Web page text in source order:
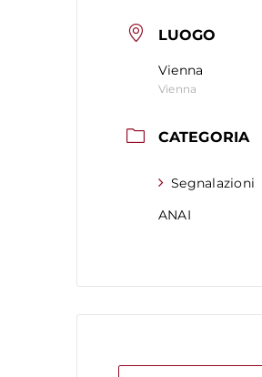
LUOGO
Vienna
Vienna
CATEGORIA
Segnalazioni
ANAI